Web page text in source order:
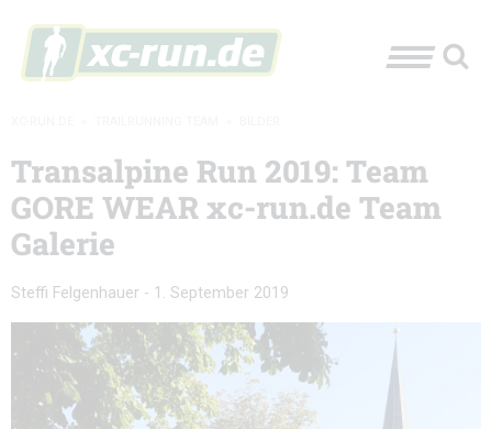
Transalpine Run 2019: Team
GORE WEAR xc-run.de Team
Galerie
Steffi Felgenhauer - 1. September 2019